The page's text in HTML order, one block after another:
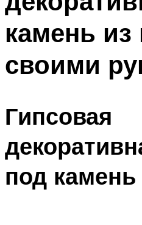
камень из
своими
Гипсовая
под камень